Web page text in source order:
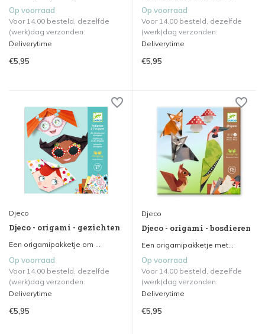
Op voorraad
Voor 14.00 besteld, dezelfde
(werk)dag verzonden.
Deliverytime
€5,95
Op voorraad
Voor 14.00 besteld, dezelfde
(werk)dag verzonden.
Deliverytime
€5,95
Djeco
Djeco - origami - gezichten
Een origamipakketje om ...
Op voorraad
Voor 14.00 besteld, dezelfde
(werk)dag verzonden.
Deliverytime
€5,95
Djeco
Djeco - origami - bosdieren
Een origamipakketje met...
Op voorraad
Voor 14.00 besteld, dezelfde
(werk)dag verzonden.
Deliverytime
€5,95